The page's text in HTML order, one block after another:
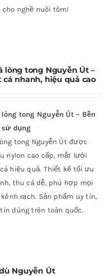
nghề nuôi tôm!
lòng tong Nguyễn Út –
cá nhanh, hiệu quả cao
tong Nguyễn Út – Bền
dụng
tong Nguyễn Út được
nylon cao cấp, mắt lưới
hiệu quả. Thiết kế tối ưu
thu cá dễ, phù hợp mọi
rạch. Sản phẩm uy tín,
dùng trên toàn quốc.
Nguyễn Út